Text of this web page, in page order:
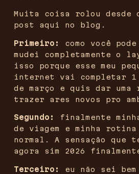
Muita coisa rolou desde
post aqui no blog.
Primeiro:
como você
mudei completamente o
isso porque esse meu
internet vai completar 1
de março e quis dar uma
trazer ares novos pro
Segundo:
finalmente
de viagem e minha
normal. A sensação que
agora sim 2026
Terceiro:
eu não sei